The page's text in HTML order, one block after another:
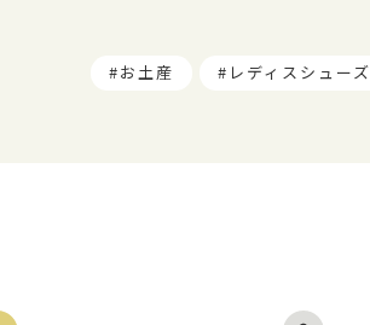
お土産 レディスシューズ